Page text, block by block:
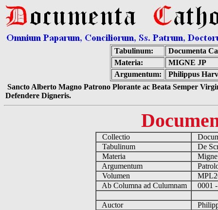
Tabulinum:
Documenta
Materia:
MIGNE JP
Argumentum:
Philippus
Sancto Alberto Magno Patrono Plorante ac Beata Semper
Defendere Digneris.
Collectio
Tabulinum
De
Materia
Argumentum
Volumen
Ab Columna ad Culumnam
0001
Auctor